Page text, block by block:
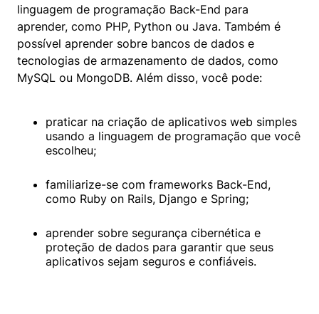
linguagem de programação Back-End para
aprender, como PHP, Python ou Java. Também é
possível aprender sobre bancos de dados e
tecnologias de armazenamento de dados, como
MySQL ou MongoDB. Além disso, você pode:
praticar na criação de aplicativos web simples
usando a linguagem de programação que você
escolheu;
familiarize-se com frameworks Back-End,
como Ruby on Rails, Django e Spring;
aprender sobre segurança cibernética e
proteção de dados para garantir que seus
aplicativos sejam seguros e confiáveis.